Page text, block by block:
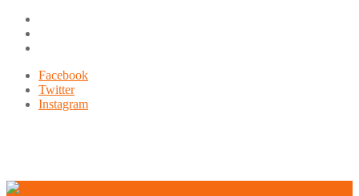
naar
Facebook
Twitter
Instagram